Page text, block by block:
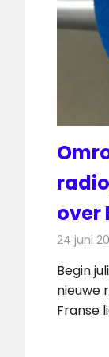
over
24 juni
Begin
nieuwe
Franse